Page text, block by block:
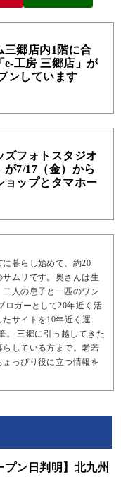
三郷店内1階に合
e-工房 三郷店」が
ンしています
ズフォトスタジオ
が7/17（金）から
ョップとタマホー
暮らし始めて、約20
ムリです。奥さんは生
人の息子と一匹のワン
ロガーとして20年近く活
サイトを10年近く運
。 三郷に引っ越してきた
している方まで。老若
っぴり役に立つ情報を
プン日判明】北九州